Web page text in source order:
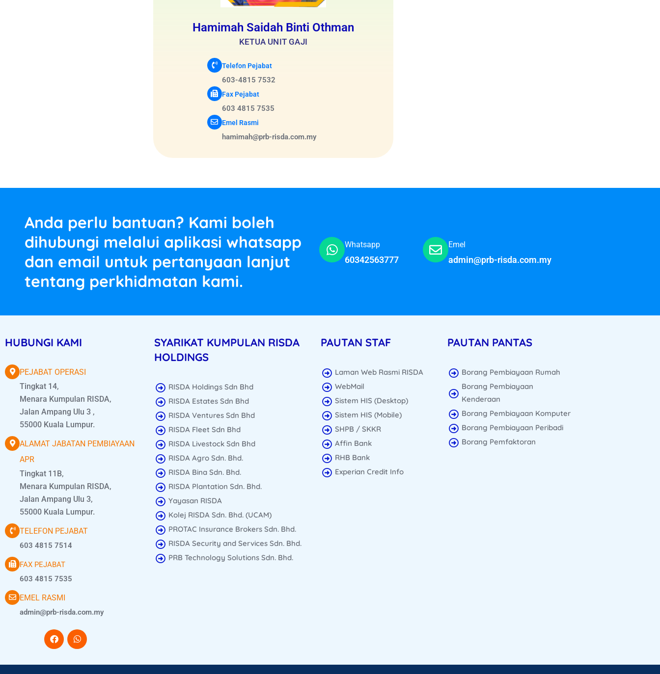
Hamimah Saidah Binti Othman
KETUA UNIT GAJI
Telefon Pejabat
603-4815 7532
Fax Pejabat
603 4815 7535
Emel Rasmi
hamimah@prb-risda.com.my
Anda perlu bantuan? Kami boleh
dihubungi melalui aplikasi whatsapp
dan email untuk pertanyaan lanjut
tentang perkhidmatan kami.
Whatsapp
60342563777
Emel
admin@prb-risda.com.my
HUBUNGI KAMI
PEJABAT OPERASI
Tingkat 14,
Menara Kumpulan RISDA,
Jalan Ampang Ulu 3 ,
55000 Kuala Lumpur.
ALAMAT JABATAN PEMBIAYAAN
APR
Tingkat 11B,
Menara Kumpulan RISDA,
Jalan Ampang Ulu 3,
55000 Kuala Lumpur.
TELEFON PEJABAT
603 4815 7514
FAX PEJABAT
603 4815 7535
EMEL RASMI
admin@prb-risda.com.my
SYARIKAT KUMPULAN RISDA
HOLDINGS
RISDA Holdings Sdn Bhd
RISDA Estates Sdn Bhd
RISDA Ventures Sdn Bhd
RISDA Fleet Sdn Bhd
RISDA Livestock Sdn Bhd
RISDA Agro Sdn. Bhd.
RISDA Bina Sdn. Bhd.
RISDA Plantation Sdn. Bhd.
Yayasan RISDA
Kolej RISDA Sdn. Bhd. (UCAM)
PROTAC Insurance Brokers Sdn. Bhd.
RISDA Security and Services Sdn. Bhd.
PRB Technology Solutions Sdn. Bhd.
PAUTAN STAF
Laman Web Rasmi RISDA
WebMail
Sistem HIS (Desktop)
Sistem HIS (Mobile)
SHPB / SKKR
Affin Bank
RHB Bank
Experian Credit Info
PAUTAN PANTAS
Borang Pembiayaan Rumah
Borang Pembiayaan
Kenderaan
Borang Pembiayaan Komputer
Borang Pembiayaan Peribadi
Borang Pemfaktoran